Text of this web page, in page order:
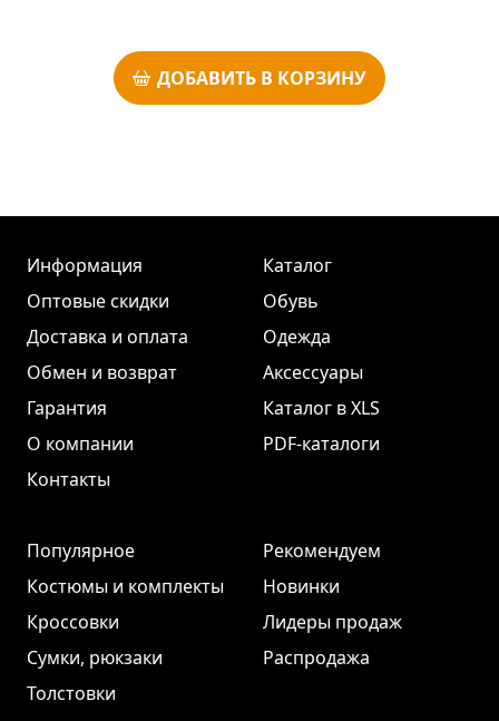
ДОБАВИТЬ В КОРЗИНУ
Информация
Оптовые скидки
Доставка и оплата
Обмен и возврат
Гарантия
О компании
Контакты
Каталог
Обувь
Одежда
Аксессуары
Каталог в XLS
PDF-каталоги
Популярное
Костюмы и комплекты
Кроссовки
Сумки, рюкзаки
Толстовки
Рекомендуем
Новинки
Лидеры продаж
Распродажа